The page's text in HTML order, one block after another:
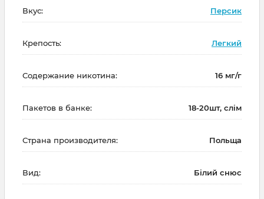
Вкус: Персик
Крепость: Легкий
Содержание никотина: 16 мг/г
Пакетов в банке: 18-20шт, слім
Страна производителя: Польща
Вид: Білий снюс